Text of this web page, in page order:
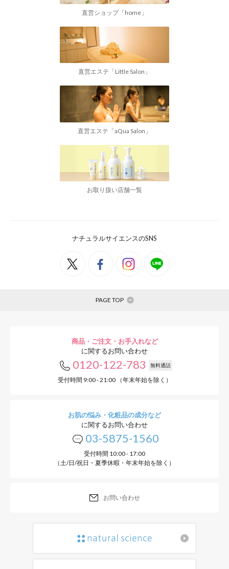
直営ショップ「home」
直営エステ「Little Salon」
直営エステ「aQua Salon」
お取り扱い店舗一覧
ナチュラルサイエンスのSNS
PAGE TOP
商品・ご注文・お手入れなど
に関するお問い合わせ
0120-122-783 無料通話
受付時間 9:00 - 21:00 （年末年始を除く）
お肌の悩み・化粧品の成分など
に関するお問い合わせ
03-5875-1560
受付時間 10:00 - 17:00
（土/日/祝日・夏季休暇・年末年始を除く）
お問い合わせ